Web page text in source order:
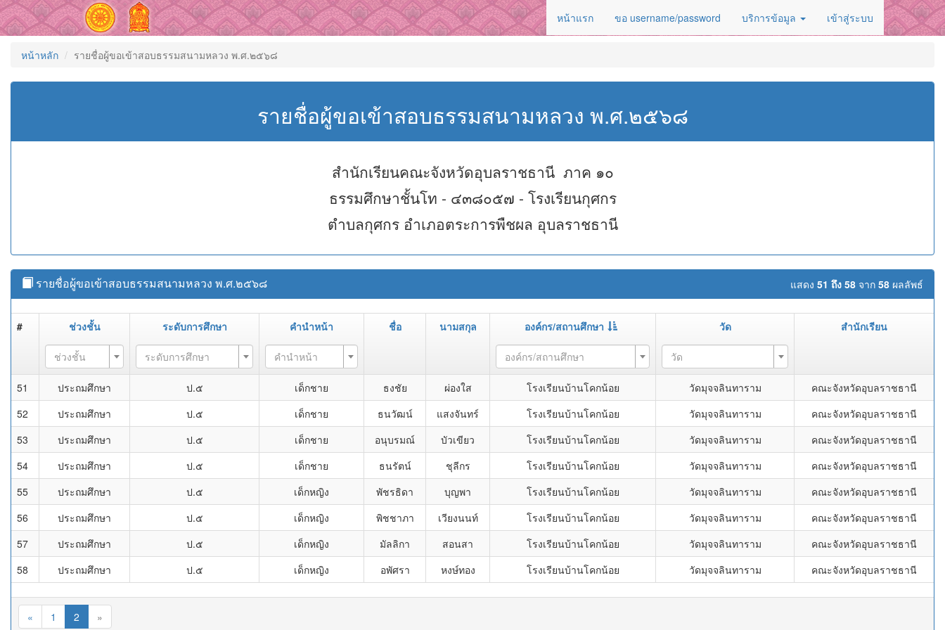
หน้าแรก ขอ username/password บริการข้อมูล เข้าสู่ระบบ
หน้าหลัก รายชื่อผู้ขอเข้าสอบธรรมสนามหลวง พ.ศ.๒๕๖๘
รายชื่อผู้ขอเข้าสอบธรรมสนามหลวง พ.ศ.๒๕๖๘
สำนักเรียนคณะจังหวัดอุบลราชธานี ภาค ๑๐
ธรรมศึกษาชั้นโท - ๔๓๘๐๕๗ - โรงเรียนกุศกร
ตำบลกุศกร อำเภอตระการพืชผล อุบลราชธานี
แสดง 51 ถึง 58 จาก 58 ผลลัพธ์
รายชื่อผู้ขอเข้าสอบธรรมสนามหลวง พ.ศ.๒๕๖๘
# ช่วงชั้น ระดับการศึกษา คำนำหน้า ชื่อ นามสกุล องค์กร/สถานศึกษา วัด สำนักเรียน
ช่วงชั้น ระดับการศึกษา คำนำหน้า องค์กร/สถานศึกษา วัด
51 ประถมศึกษา ป.๕ เด็กชาย ธงชัย ผ่องใส โรงเรียนบ้านโคกน้อย วัดมุจจลินทาราม
คณะจังหวัดอุบลราชธานี
52
ประถมศึกษา ป.๕ เด็กชาย ธนวัฒน์ แสงจันทร์ โรงเรียนบ้านโคกน้อย วัดมุจจลินทาราม
คณะจังหวัดอุบลราชธานี
53
ประถมศึกษา ป.๕ เด็กชาย อนุบรมณ์ บัวเขียว โรงเรียนบ้านโคกน้อย วัดมุจจลินทาราม
คณะจังหวัดอุบลราชธานี
54
ประถมศึกษา ป.๕ เด็กชาย ธนรัตน์ ชุลีกร โรงเรียนบ้านโคกน้อย วัดมุจจลินทาราม
คณะจังหวัดอุบลราชธานี
55
ประถมศึกษา ป.๕ เด็กหญิง พัชรธิดา บุญพา โรงเรียนบ้านโคกน้อย วัดมุจจลินทาราม
คณะจังหวัดอุบลราชธานี
56
ประถมศึกษา ป.๕ เด็กหญิง พิชชาภา เวียงนนท์ โรงเรียนบ้านโคกน้อย วัดมุจจลินทาราม
คณะจังหวัดอุบลราชธานี
57
ประถมศึกษา ป.๕ เด็กหญิง มัลลิกา สอนสา โรงเรียนบ้านโคกน้อย วัดมุจจลินทาราม
คณะจังหวัดอุบลราชธานี
58
ประถมศึกษา ป.๕ เด็กหญิง อพัศรา หงษ์ทอง โรงเรียนบ้านโคกน้อย วัดมุจจลินทาราม คณะจังหวัดอุบลราชธานี
« 1 2 »